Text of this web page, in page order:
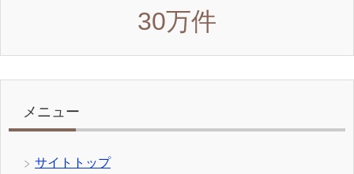
30万件
メニュー
サイトトップ